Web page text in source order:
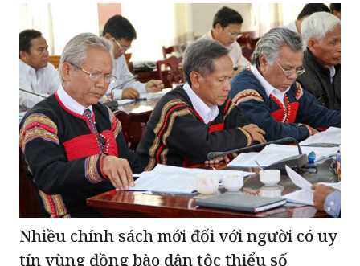
Nhiều chính sách mới đối với người có uy
tín vùng đồng bào dân tộc thiểu số